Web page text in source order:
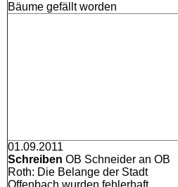
Bäume gefällt worden
01.09.2011
Schreiben OB Schneider an OB
Roth: Die Belange der Stadt
Offenbach wurden fehlerhaft